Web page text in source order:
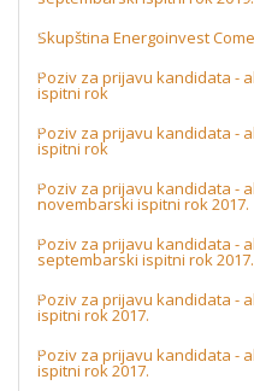
Skupština Energoinvest
Poziv za prijavu kandidata -
ispitni rok
Poziv za prijavu kandidata -
ispitni rok
Poziv za prijavu kandidata -
novembarski ispitni rok 2017.
Poziv za prijavu kandidata -
septembarski ispitni rok 2017.
Poziv za prijavu kandidata -
ispitni rok 2017.
Poziv za prijavu kandidata -
ispitni rok 2017.